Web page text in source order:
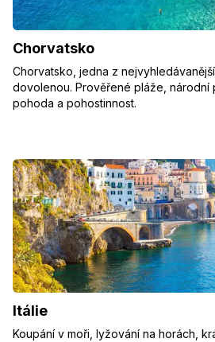
Chorvatsko
Chorvatsko, jedna z
dovolenou. Prověřené pláže, národní
pohoda a pohostinnost.
Itálie
Koupání v moři, lyžování na horách,